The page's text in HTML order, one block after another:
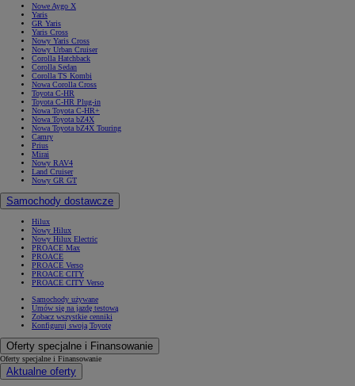
Nowe Aygo X
Yaris
GR Yaris
Yaris Cross
Nowy Yaris Cross
Nowy Urban Cruiser
Corolla Hatchback
Corolla Sedan
Corolla TS Kombi
Nowa Corolla Cross
Toyota C-HR
Toyota C-HR Plug-in
Nowa Toyota C-HR+
Nowa Toyota bZ4X
Nowa Toyota bZ4X Touring
Camry
Prius
Mirai
Nowy RAV4
Land Cruiser
Nowy GR GT
Samochody dostawcze
Hilux
Nowy Hilux
Nowy Hilux Electric
PROACE Max
PROACE
PROACE Verso
PROACE CITY
PROACE CITY Verso
Samochody używane
Umów się na jazdę testową
Zobacz wszystkie cenniki
Konfiguruj swoją Toyotę
Oferty specjalne i Finansowanie
Oferty specjalne i Finansowanie
Aktualne oferty